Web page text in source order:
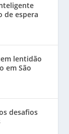
de espera
lentidão
em São
desafios